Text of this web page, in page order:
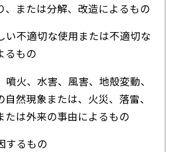
、または分解、改造によるもの
い不適切な使用または不適切な
るもの
噴火、水害、風害、地殻変動、
然現象または、火災、落雷、
たは外来の事由によるもの
するもの